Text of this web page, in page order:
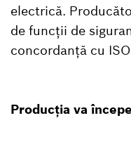
electrică.
de funcții de
concordanță cu
Producția va